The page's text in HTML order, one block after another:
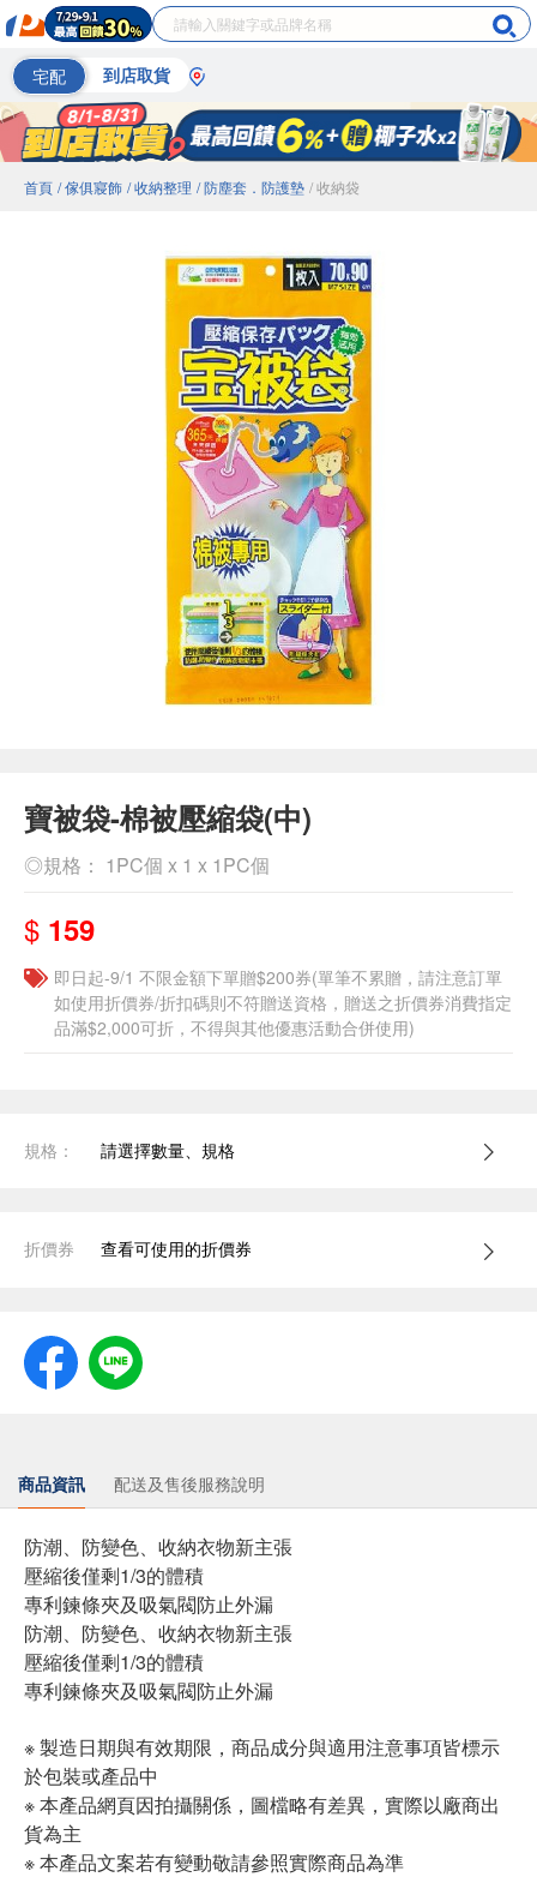
宅配 到店取貨
首頁 / 傢俱寢飾 / 收納整理 / 防塵套．防護墊 / 收納袋
寶被袋-棉被壓縮袋(中)
◎規格： 1PC個 x 1 x 1PC個
$ 159
即日起-9/1 不限金額下單贈$200券(單筆不累贈，請注意訂單
如使用折價券/折扣碼則不符贈送資格，贈送之折價券消費指定
品滿$2,000可折，不得與其他優惠活動合併使用)
規格： 請選擇數量、規格
折價券 查看可使用的折價券
商品資訊 配送及售後服務說明
防潮、防變色、收納衣物新主張
壓縮後僅剩1/3的體積
專利鍊條夾及吸氣閥防止外漏
防潮、防變色、收納衣物新主張
壓縮後僅剩1/3的體積
專利鍊條夾及吸氣閥防止外漏
※ 製造日期與有效期限，商品成分與適用注意事項皆標示
於包裝或產品中
※ 本產品網頁因拍攝關係，圖檔略有差異，實際以廠商出
貨為主
※ 本產品文案若有變動敬請參照實際商品為準